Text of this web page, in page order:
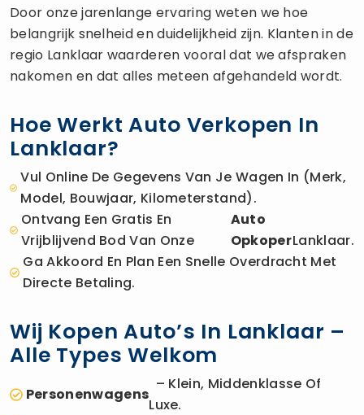
Door onze jarenlange ervaring weten we hoe
belangrijk snelheid en duidelijkheid zijn. Klanten in de
regio Lanklaar waarderen vooral dat we afspraken
nakomen en dat alles meteen afgehandeld wordt.
Hoe Werkt Auto Verkopen In
Lanklaar?
Vul Online De Gegevens Van Je Wagen In (merk,
Model, Bouwjaar, Kilometerstand).
Ontvang Een Gratis En
Vrijblijvend Bod Van Onze
Auto
OpkoperLanklaar.
Ga Akkoord En Plan Een Snelle Overdracht Met
Directe Betaling.
Wij Kopen Auto’s In Lanklaar –
Alle Types Welkom
Personenwagens
– Klein, Middenklasse Of
Luxe.